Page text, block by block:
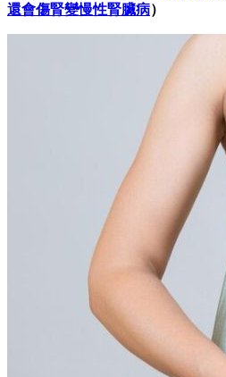
還會傷腎變慢性腎臟病）